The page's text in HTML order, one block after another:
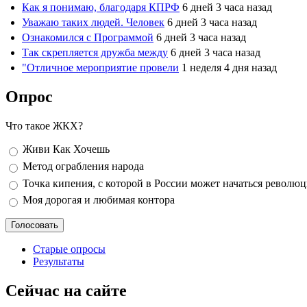
Как я понимаю, благодаря КПРФ 6 дней 3 часа назад
Уважаю таких людей. Человек 6 дней 3 часа назад
Ознакомился с Программой 6 дней 3 часа назад
Так скрепляется дружба между 6 дней 3 часа назад
"Отличное мероприятие провели 1 неделя 4 дня назад
Опрос
Что такое ЖКХ?
Варианты
Живи Как Хочешь
Метод ограбления народа
Точка кипения, с которой в России может начаться
Моя дорогая и любимая контора
Старые опросы
Результаты
Сейчас на сайте